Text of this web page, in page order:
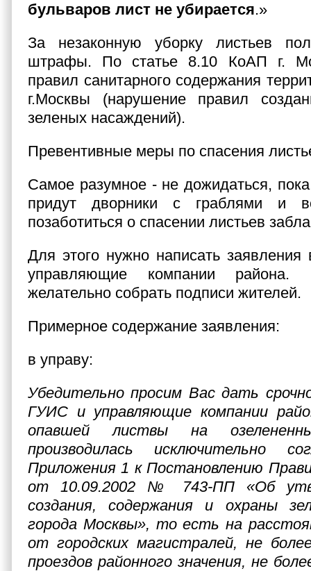
бульваров лист не убирается.»
За незаконную уборку листьев
штрафы. По статье 8.10 КоАП г.
правил санитарного содержания
г.Москвы (нарушение правил
зеленых насаждений).
Превентивные меры по спасения
Самое разумное - не дожидаться,
придут дворники с граблями и
позаботиться о спасении листьев
Для этого нужно написать
управляющие компании района.
желательно собрать подписи жителей.
Примерное содержание заявления:
в управу:
Убедительно просим Вас дать
ГУИС и управляющие компании
опавшей листвы на
производилась исключительно
Приложения 1 к Постановлению
от 10.09.2002 № 743-ПП «Об
создания, содержания и охраны
города Москвы», то есть на
от городских магистралей, не
проездов районного значения, не